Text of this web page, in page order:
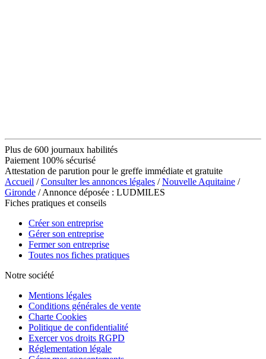
Plus de 600 journaux habilités
Paiement 100% sécurisé
Attestation de parution pour le greffe immédiate et gratuite
Accueil /Consulter les annonces légales /Nouvelle Aquitaine /
Gironde / Annonce déposée : LUDMILES
Fiches pratiques et conseils
Créer son entreprise
Gérer son entreprise
Fermer son entreprise
Toutes nos fiches pratiques
Notre société
Mentions légales
Conditions générales de vente
Charte Cookies
Politique de confidentialité
Exercer vos droits RGPD
Réglementation légale